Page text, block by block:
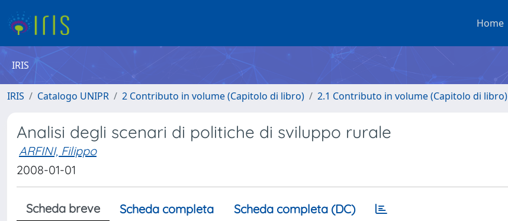
Home
IRIS
IRIS Catalogo UNIPR 2 Contributo in volume (Capitolo di libro) 2.1 Contributo in volume (Capitolo di libro)
Analisi degli scenari di politiche di sviluppo rurale
ARFINI, Filippo
2008-01-01
Scheda breve Scheda completa Scheda completa (DC)